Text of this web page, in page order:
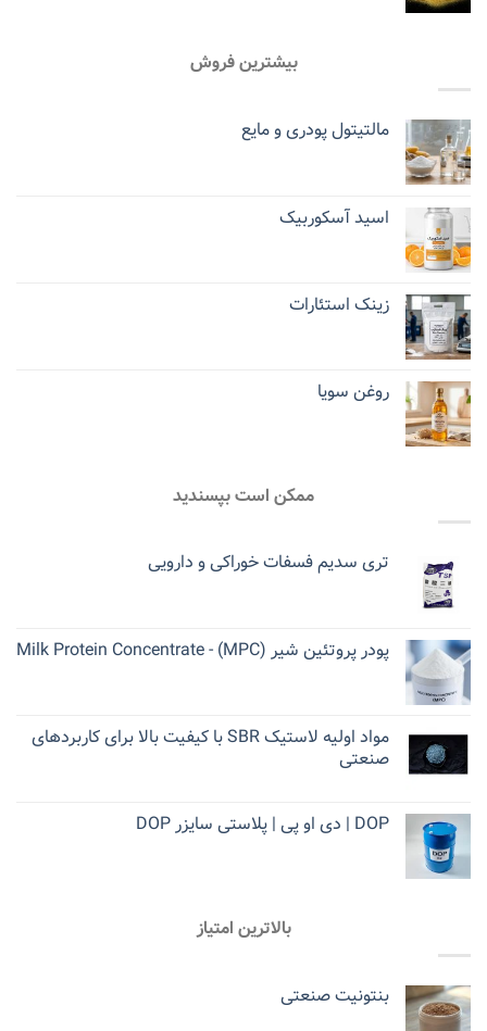
بیشترین فروش
مالتیتول پودری و مایع
اسید آسکوربیک
زینک استئارات
روغن سویا
ممکن است بپسندید
تری سدیم فسفات خوراکی و دارویی
پودر پروتئین شیر (MPC) - Milk Protein Concentrate
مواد اولیه لاستیک SBR با کیفیت بالا برای کاربردهای
صنعتی
DOP | دی او پی | پلاستی سایزر DOP
بالاترین امتیاز
بنتونیت صنعتی